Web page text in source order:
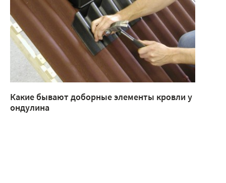
Какие бывают доборные элементы кровли у
ондулина